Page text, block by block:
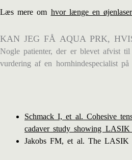
Læs mere om hvor længe en
KAN JEG FÅ AQUA PRK,
Nogle patienter, der er blevet afvist
vurdering af en hornhindespecialist
Schmack I, et al. Cohesive
cadaver study showing
Jakobs FM, et al. The LASIK